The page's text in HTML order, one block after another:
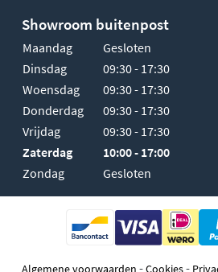
Showroom buitenpost
Maandag
Gesloten
Dinsdag
09:30 - 17:30
Woensdag
09:30 - 17:30
Donderdag
09:30 - 17:30
Vrijdag
09:30 - 17:30
Zaterdag
10:00 - 17:00
Zondag
Gesloten
Algemene voorwaarden -Cookies-